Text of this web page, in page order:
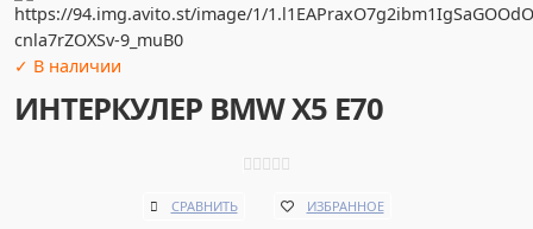
✓ В наличии
ИНТЕРКУЛЕР BMW X5 E70
СРАВНИТЬ ИЗБРАННОЕ